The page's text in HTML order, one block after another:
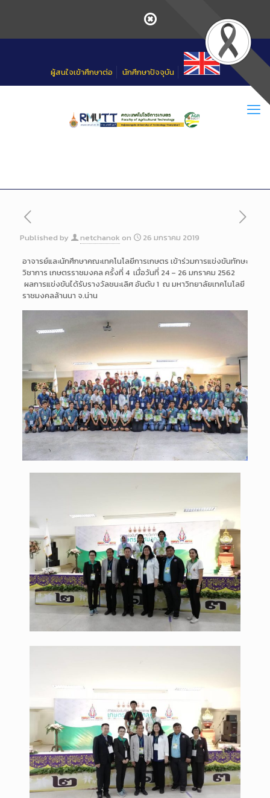
ผู้สนใจเข้าศึกษาต่อ นักศึกษาปัจจุบัน
Published by netchanok on 26 มกราคม 2019
อาจารย์และนักศึกษาคณะเทคโนโลยีการเกษตร เข้าร่วมการแข่งขันทักษะ
วิชาการ เกษตรราชมงคล ครั้งที่ 4 เมื่อวันที่ 24 – 26 มกราคม 2562
ผลการแข่งขันได้รับรางวัลชนะเลิศ อันดับ 1 ณ มหาวิทยาลัยเทคโนโลยี
ราชมงคลล้านนา จ.น่าน